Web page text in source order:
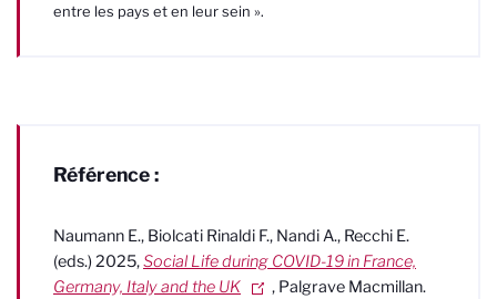
entre les pays et en leur sein ».
Référence :
Naumann E., Biolcati Rinaldi F., Nandi A., Recchi E.
(eds.) 2025,Social Life during COVID-19 in France,
Germany, Italy and the UK
, Palgrave Macmillan.